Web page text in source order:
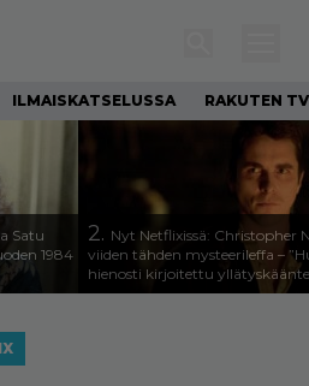
ILMAISKATSELUSSA RAKUTEN TV
Satu
1984
2. Nyt Netflixissä: Christopher
viiden tähden mysteerileffa –
hienosti kirjoitettu